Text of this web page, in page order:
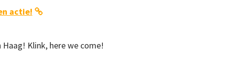
actie!
Klink, here we come!